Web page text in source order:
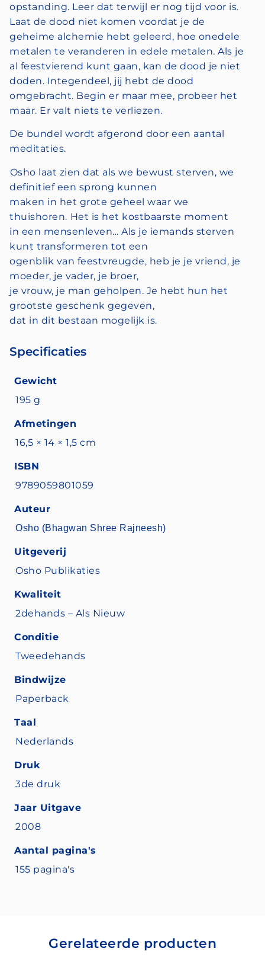
opstanding. Leer dat terwijl er nog tijd voor is.
Laat de dood niet komen voordat je de
geheime alchemie hebt geleerd, hoe onedele
metalen te veranderen in edele metalen. Als je
al feestvierend kunt gaan, kan de dood je niet
doden. Integendeel, jij hebt de dood
omgebracht. Begin er maar mee, probeer het
maar. Er valt niets te verliezen.
De bundel wordt afgerond door een aantal
meditaties.
Osho laat zien dat als we bewust sterven, we
definitief een sprong kunnen
maken in het grote geheel waar we
thuishoren. Het is het kostbaarste moment
in een mensenleven… Als je iemands sterven
kunt transformeren tot een
ogenblik van feestvreugde, heb je je vriend, je
moeder, je vader, je broer,
je vrouw, je man geholpen. Je hebt hun het
grootste geschenk gegeven,
dat in dit bestaan mogelijk is.
Specificaties
Gewicht
195 g
Afmetingen
16,5 × 14 × 1,5 cm
ISBN
9789059801059
Auteur
Osho (Bhagwan Shree Rajneesh)
Uitgeverij
Osho Publikaties
Kwaliteit
2dehands – Als Nieuw
Conditie
Tweedehands
Bindwijze
Paperback
Taal
Nederlands
Druk
3de druk
Jaar Uitgave
2008
Aantal pagina's
155 pagina's
Gerelateerde producten